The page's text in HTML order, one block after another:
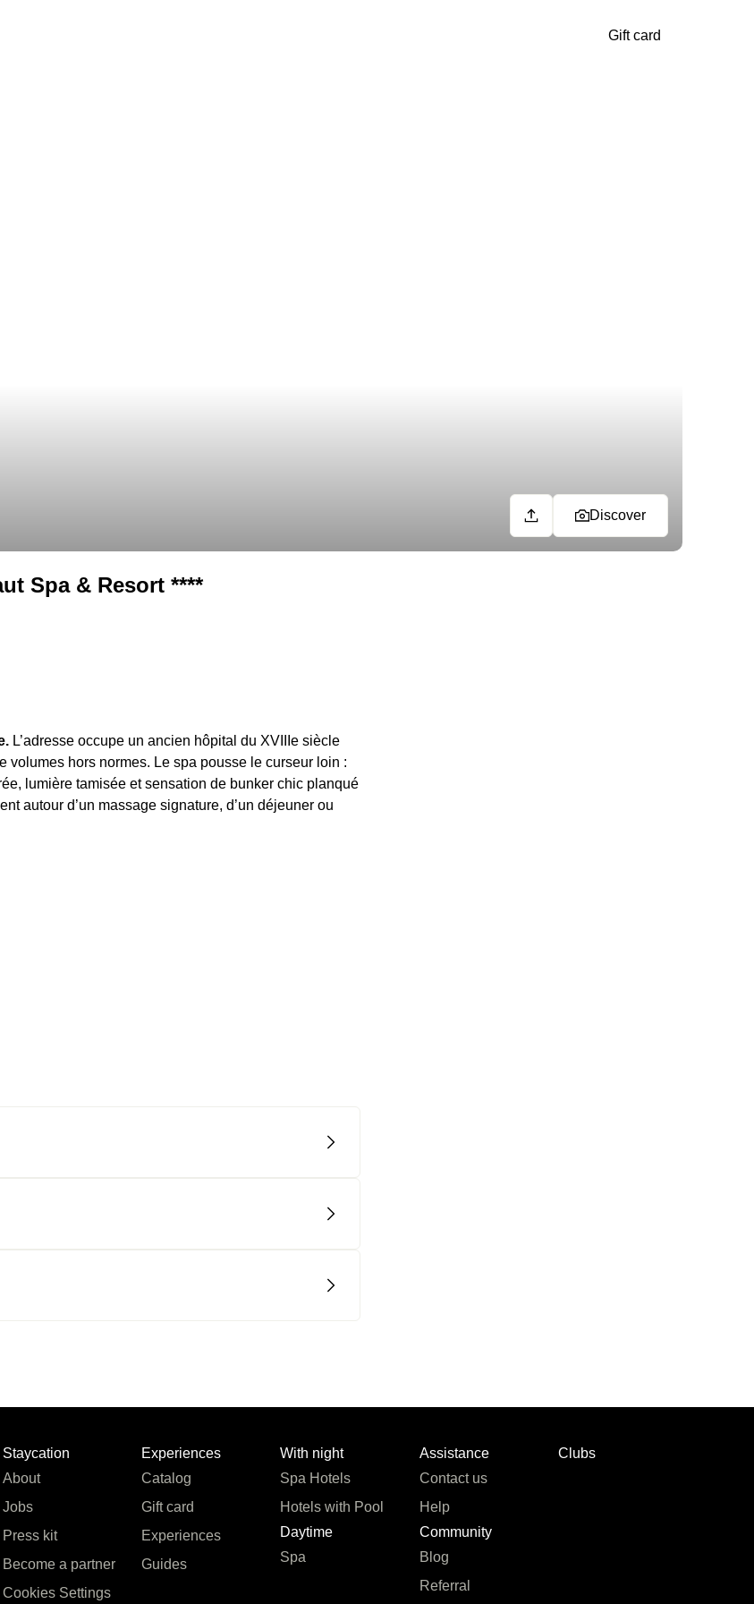
Gift card
Discover
Spa & Resort ****
L’adresse occupe un ancien hôpital du XVIIIe siècle
hors normes. Le spa pousse le curseur loin :
lumière tamisée et sensation de bunker chic planqué
autour d’un massage signature, d’un déjeuner ou
Staycation
About
Jobs
Press kit
Become a partner
Cookies Settings
Experiences
Catalog
Gift card
Experiences
Guides
With night
Spa Hotels
Hotels with Pool
Daytime
Spa
Assistance
Contact us
Help
Community
Blog
Referral
Clubs